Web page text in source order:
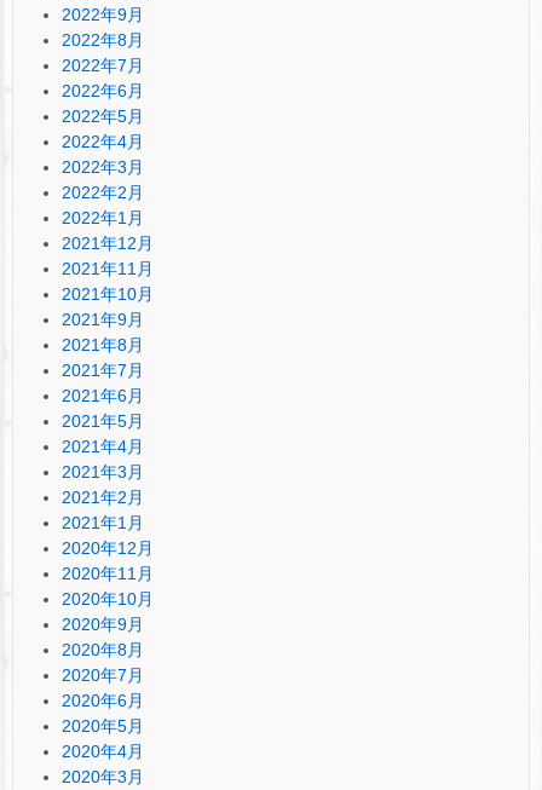
2022年9月
2022年8月
2022年7月
2022年6月
2022年5月
2022年4月
2022年3月
2022年2月
2022年1月
2021年12月
2021年11月
2021年10月
2021年9月
2021年8月
2021年7月
2021年6月
2021年5月
2021年4月
2021年3月
2021年2月
2021年1月
2020年12月
2020年11月
2020年10月
2020年9月
2020年8月
2020年7月
2020年6月
2020年5月
2020年4月
2020年3月